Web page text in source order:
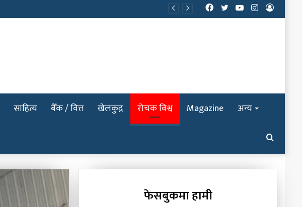
Log
Instagram
YouTube
Twitter
Facebook
साहित्य बैँक / वित्त खेलकुद़़ रोचक विश्व Magazine अन्य
Search
for
फेसबुकमा हामी